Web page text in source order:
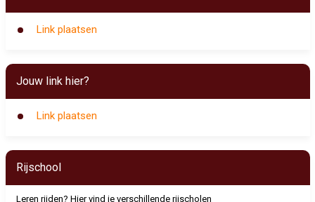
Link plaatsen
Jouw link hier?
Link plaatsen
Rijschool
Leren rijden? Hier vind je verschillende rijscholen